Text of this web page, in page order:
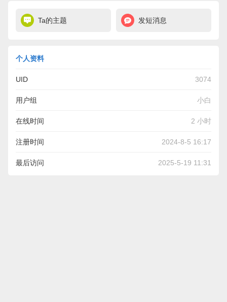
Ta的主题 发短消息
个人资料
UID 3074
用户组 小白
在线时间 2 小时
注册时间 2024-8-5 16:17
最后访问 2025-5-19 11:31